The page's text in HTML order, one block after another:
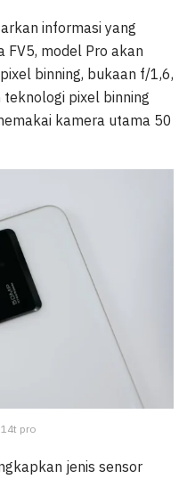
informasi yang
FV5, model Pro akan
binning, bukaan f/1,6,
teknologi pixel binning
kamera utama 50
pro
jenis sensor